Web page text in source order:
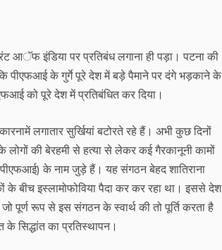
आॅफ इंडिया पर प्रतिबंध लगाना ही पड़ा। पटना की
पीएफआई के गुर्गे पूरे देश में बड़े पैमाने पर दंगे भड़काने के
को पूरे देश में प्रतिबंधित कर दिया।
लगातार सुर्खियां बटोरते रहे हैं। अभी कुछ दिनों
की बेरहमी से हत्या से लेकर कई गैरकानूनी कामों
के नाम जुड़े हैं। यह संगठन बेहद शातिराना
बीच इस्लामोफोविया पैदा कर कर रहा था। इससे देश
पूर्ण रूप से इस संगठन के स्वार्थ की तो पूर्ति करता है
सिद्धांत का प्रतिस्थापन।